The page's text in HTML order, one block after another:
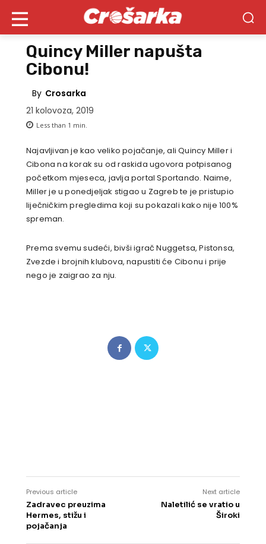
Quincy Miller napušta
Cibonu!
By Crosarka
21 kolovoza, 2019
Less than 1 min.
Najavljivan je kao veliko pojačanje, ali Quincy Miller i
Cibona na korak su od raskida ugovora potpisanog
početkom mjeseca, javlja portal Sportando. Naime,
Miller je u ponedjeljak stigao u Zagreb te je pristupio
liječničkim pregledima koji su pokazali kako nije 100%
spreman.
Prema svemu sudeći, bivši igrač Nuggetsa, Pistonsa,
Zvezde i brojnih klubova, napustiti će Cibonu i prije
nego je zaigrao za nju.
Previous article
Zadravec preuzima
Hermes, stižu i
pojačanja
Next article
Naletilić se vratio u
Široki